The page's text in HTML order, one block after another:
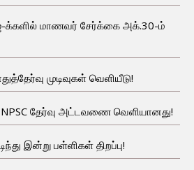
க்களில் மாணவர் சேர்க்கை அக்.30-ம்
முடிவுகள் வெளியீடு!
தேர்வு அட்டவணை வெளியானது!
இன்று பள்ளிகள் திறப்பு!